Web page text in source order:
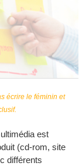
écrire le féminin et
est
(cd-rom, site
différents